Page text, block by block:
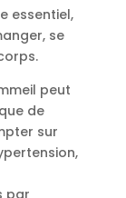
essentiel,
se
peut
de
sur
par